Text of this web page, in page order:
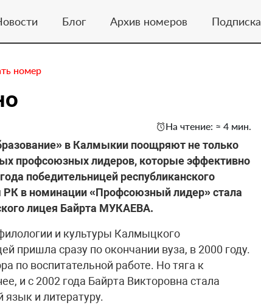
Блог Архив номеров Подписка
номер
На чтение: ≈ 4 мин.
в Калмыкии поощряют не только
профсоюзных лидеров, которые эффективно
победительницей республиканского
РК в номинации «Профсоюзный лидер» стала
лицея Байрта МУКАЕВА.
и культуры Калмыцкого
пришла сразу по окончании вуза, в 2000 году.
по воспитательной работе. Но тяга к
и с 2002 года Байрта Викторовна стала
и литературу.